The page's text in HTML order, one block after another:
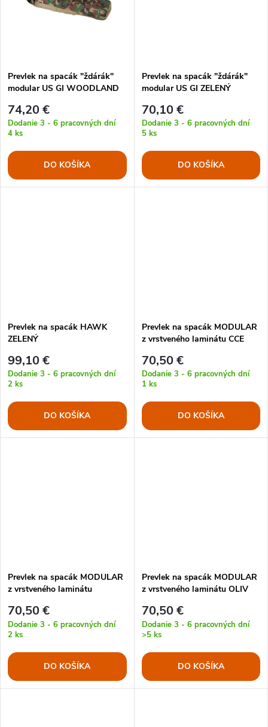
o
v
v
Prevlek na spacák "ždárák"
modular US GI WOODLAND
74,20 €
Dodanie 3 - 6 pracovných dní
4 ks
DO KOŠÍKA
Prevlek na spacák "ždárák"
modular US GI ZELENÝ
70,10 €
Dodanie 3 - 6 pracovných dní
5 ks
DO KOŠÍKA
Prevlek na spacák HAWK
ZELENÝ
99,10 €
Dodanie 3 - 6 pracovných dní
2 ks
DO KOŠÍKA
Prevlek na spacák MODULAR
z vrstveného laminátu CCE
70,50 €
Dodanie 3 - 6 pracovných dní
1 ks
DO KOŠÍKA
Prevlek na spacák MODULAR
z vrstveného laminátu
70,50 €
Dodanie 3 - 6 pracovných dní
2 ks
DO KOŠÍKA
Prevlek na spacák MODULAR
z vrstveného laminátu OLIV
70,50 €
Dodanie 3 - 6 pracovných dní
>5 ks
DO KOŠÍKA